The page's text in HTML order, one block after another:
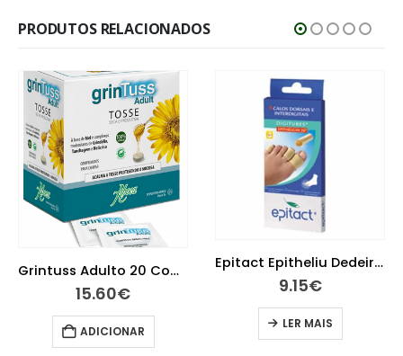
PRODUTOS RELACIONADOS
Grintuss Adulto 20 Comprimidos para chupar
15.60€
ADICIONAR
Epitact Epitheliu Dedeira Tl
9.15€
LER MAIS